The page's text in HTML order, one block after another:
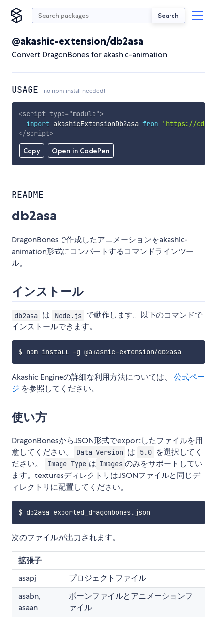
Search
@akashic-extension/db2asa
Convert DragonBones for akashic-animation
USAGE no npm install needed!
Copy Open in CodePen
<script type="module">
import akashicExtensionDb2asa from
'https://
</script>
README
db2asa
DragonBonesで作成したアニメーションをakashic-
animation形式にコンバートするコマンドラインツー
ル。
インストール
db2asa は Node.js で動作します。以下のコマンドで
インストールできます。
Akashic Engineの詳細な利用方法については、 公式ペー
ジ を参照してください。
使い方
DragonBonesからJSON形式でexportしたファイルを用
意してください。
Data Version は 5.0
を選択してく
ださい。
Image Type は Images のみをサポートしてい
ます。texturesディレクトリはJSONファイルと同じデ
ィレクトリに配置してください。
次のファイルが出力されます。
拡張子
asapj
プロジェクトファイル
asabn,
asaan
ボーンファイルとアニメーションフ
ァイル